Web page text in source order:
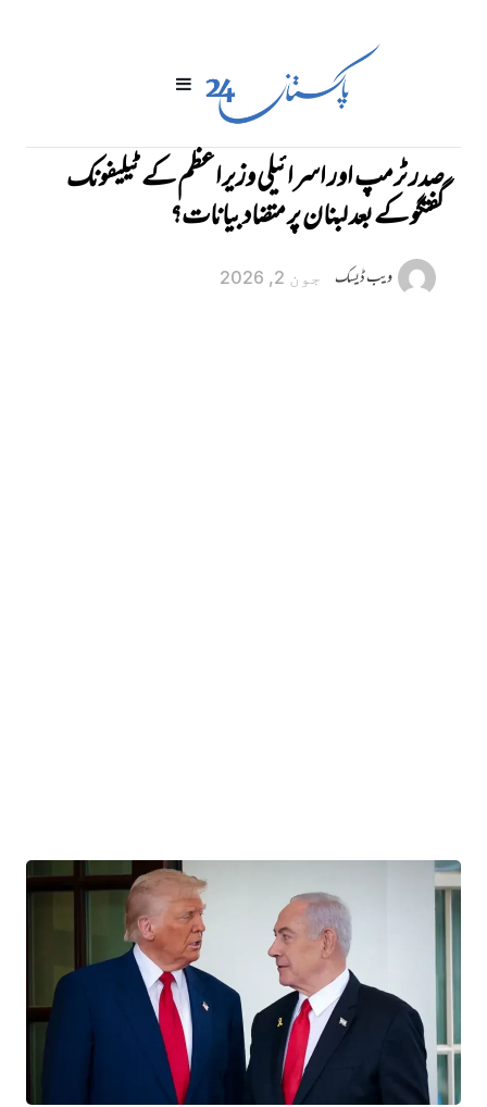
صدر ٹرمپ اور اسرائیلی وزیراعظم کے ٹیلیفونک
گفتگو کے بعد لبنان پر متضاد بیانات؟
ویب ڈیسک جون 2, 2026